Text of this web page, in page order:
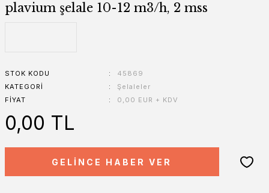
plavium şelale 10-12 m3/h, 2 mss
STOK KODU
45869
KATEGORI
Şelaleler
FIYAT
0,00 EUR + KDV
0,00 TL
GELİNCE HABER VER